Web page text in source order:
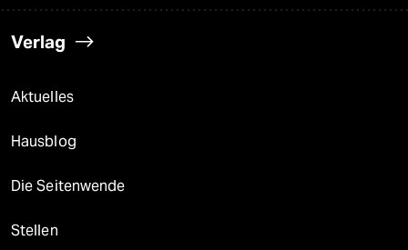
Verlag
Aktuelles
Hausblog
Die Seitenwende
Stellen